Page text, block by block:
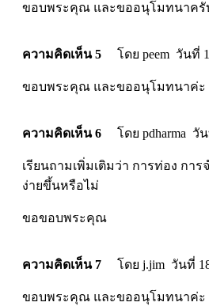
ขอบพระคุณ และขออนุโมทนาครั
ความคิดเห็น 5 โดย peem วันที่
ขอบพระคุณ และขออนุโมทนาค่ะ
ความคิดเห็น 6 โดย pdharma วัน
เรียนถามเพิ่มเติมว่า การท่อง ก
ง่ายขึ้นหรือไม่
ขอขอบพระคุณ
ความคิดเห็น 7 โดย j.jim วันที่ 18
ขอบพระคุณ และขออนุโมทนาค่ะ